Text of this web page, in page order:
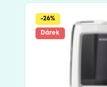
Dárek
-26%